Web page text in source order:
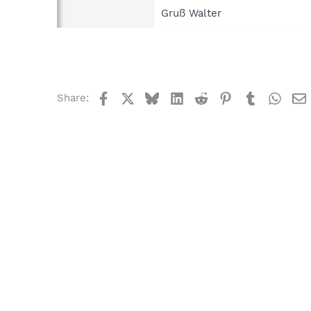
Gruß Walter
Share: FacebookBlueskyLinkedIn
Reddit Pinterest
Tumblr